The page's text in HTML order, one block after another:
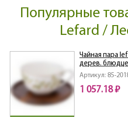
Популярные
Lefard /
Артикул: 85-
Чайная пара
дерев. блюдце
1 057.18 ₽